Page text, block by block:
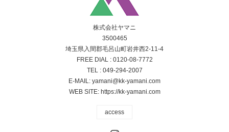
株式会社ヤマニ
3500465
埼玉県入間郡毛呂山町岩井西2-11-4
FREE DIAL : 0120-08-7772
TEL : 049-294-2007
E-MAIL: yamani@kk-yamani.com
WEB SITE: https://kk-yamani.com
access